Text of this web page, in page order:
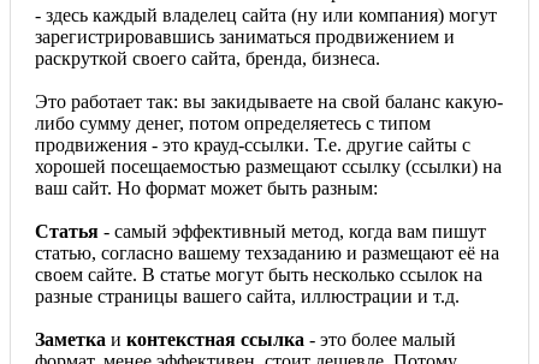
- здесь каждый владелец сайта (ну или компания) могут
зарегистрировавшись заниматься продвижением и
раскруткой своего сайта, бренда, бизнеса.
Это работает так: вы закидываете на свой баланс какую-
либо сумму денег, потом определяетесь с типом
продвижения - это крауд-ссылки. Т.е. другие сайты с
хорошей посещаемостью размещают ссылку (ссылки) на
ваш сайт. Но формат может быть разным:
Статья - самый эффективный метод, когда вам пишут
статью, согласно вашему техзаданию и размещают её на
своем сайте. В статье могут быть несколько ссылок на
разные страницы вашего сайта, иллюстрации и т.д.
Заметка и контекстная ссылка - это более малый